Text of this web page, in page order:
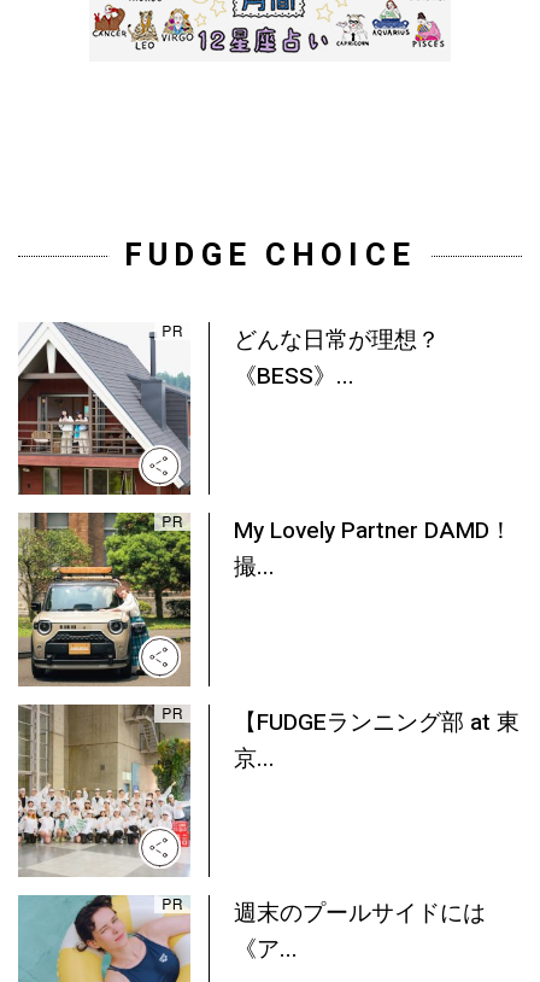
FUDGE CHOICE
どんな日常が理想？
《BESS》...
My Lovely Partner DAMD！
撮...
【FUDGEランニング部 at 東
京...
週末のプールサイドには
《ア...